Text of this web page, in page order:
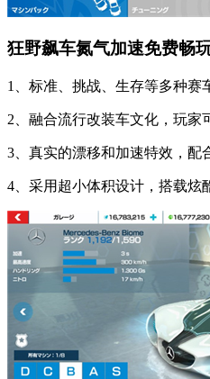
狂野飙车氮气加速免费畅
1、标准、挑战、生存等多种赛
2、融合流行改装车文化，玩家
3、真实的漂移和加速特效，配
4、采用超小体积设计，搭载炫